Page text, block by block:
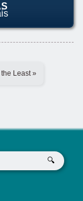
Least »